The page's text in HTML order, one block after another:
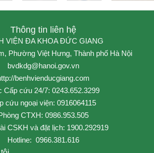
Thông tin liên hệ
VIỆN ĐA KHOA ĐỨC GIANG
Phường Việt Hưng, Thành phố Hà Nội
bvdkdg@hanoi.gov.vn
benhvienducgiang.com
Cấp cứu 24/7: 0243.652.3299
cứu ngoại viện: 0916064115
CTXH: 0986.953.505
CSKH và đặt lịch: 1900.292919
Hotline: 0966.381.616